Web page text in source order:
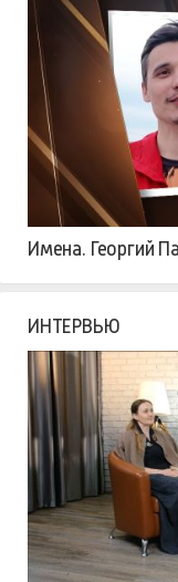
Имена. Георгий
ИНТЕРВЬЮ